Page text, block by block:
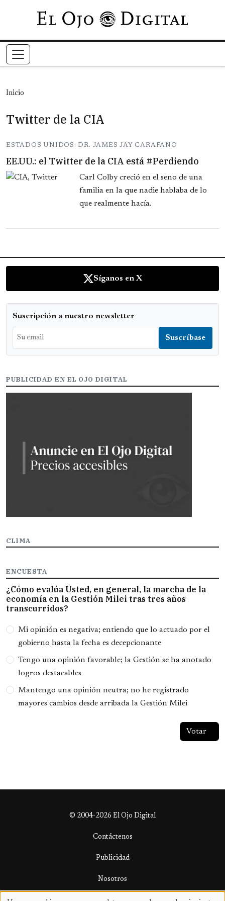
Pasar al contenido principal
Inicio
Twitter de la CIA
ESTADOS UNIDOS: DR. JAMES JAY CARAFANO
EE.UU.: el Twitter de la CIA está #Perdiendo
Carl Colby creció en el seno de una
familia en la que nadie hablaba de lo
que realmente hacía.
Síganos en X
Suscripción a nuestro newsletter
PUBLICIDAD EN EL OJO DIGITAL
CLIMA
ENCUESTA
¿Cómo evalúa Usted, en general, la marcha de la
economía en la Gestión Milei tras tres años
transcurridos?
Opciones
Mi opinión es negativa; entiendo que lo actuado por el
gobierno hasta la fecha es decepcionante
Tengo una opinión favorable; la Gestión se ha anotado
logros destacables
Mantengo una opinión neutra; no he registrado
mayores cambios desde arribada la Gestión Milei
© 2004-2026 El Ojo Digital
Contáctenos
Publicidad
Nosotros